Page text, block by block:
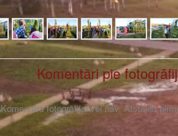
Komentāri pie
Komentāra fotogrāfijai vēl nav. Atstājiet